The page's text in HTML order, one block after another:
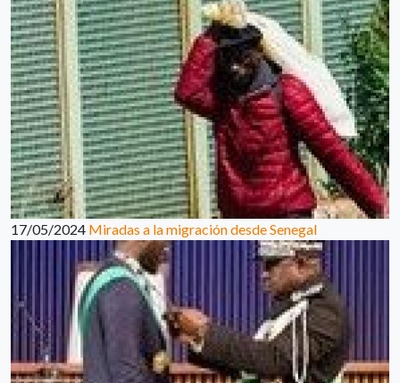
17/05/2024 Miradas a la migración desde Senegal